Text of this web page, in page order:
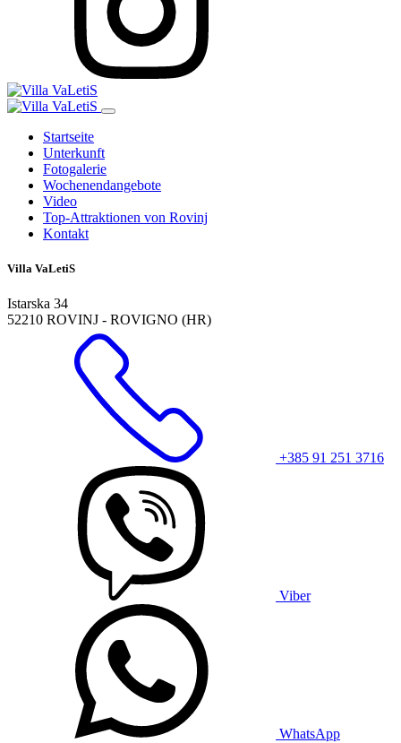
Startseite
Unterkunft
Fotogalerie
Wochenendangebote
Video
Top-Attraktionen von Rovinj
Kontakt
Villa VaLetiS
Istarska 34
52210 ROVINJ - ROVIGNO (HR)
+385 91 251 3716
Viber
WhatsApp